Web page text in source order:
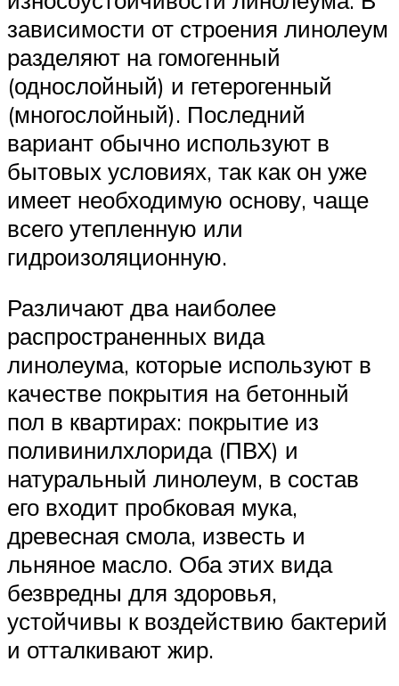
зависимости от строения линолеум
разделяют на гомогенный
(однослойный) и гетерогенный
(многослойный). Последний
вариант обычно используют в
бытовых условиях, так как он уже
имеет необходимую основу, чаще
всего утепленную или
гидроизоляционную.
Различают два наиболее
распространенных вида
линолеума, которые используют в
качестве покрытия на бетонный
пол в квартирах: покрытие из
поливинилхлорида (ПВХ) и
натуральный линолеум, в состав
его входит пробковая мука,
древесная смола, известь и
льняное масло. Оба этих вида
безвредны для здоровья,
устойчивы к воздействию бактерий
и отталкивают жир.